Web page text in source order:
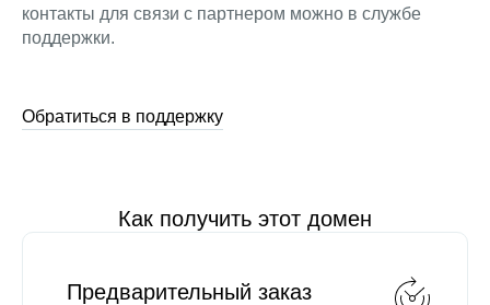
контакты для связи с партнером можно в службе
поддержки.
Обратиться в поддержку
Как получить этот домен
Предварительный заказ